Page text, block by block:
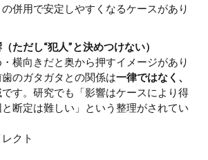
併用で安定しやすくなるケースがあり
ただし“犯人”と決めつけない）
横向きだと奥から押すイメージがあり
のガタガタとの関係は一律ではなく、
す。研究でも「影響はケースにより得
断定は難しい」という整理がされてい
クト